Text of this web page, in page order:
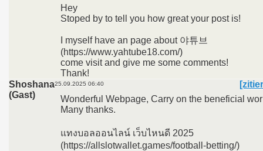
Hey
Stoped by to tell you how great your post is!
I myself have an page about 야튜브
(https://www.yahtube18.com/)
come visit and give me some comments!
Thank!
Shoshana
(Gast)
25.09.2025 06:40
Wonderful Webpage, Carry on the beneficial
Many thanks.
แทงบอลออนไลน์ เว็บไหนดี 2025
(https://allslotwallet.games/football-betting/)